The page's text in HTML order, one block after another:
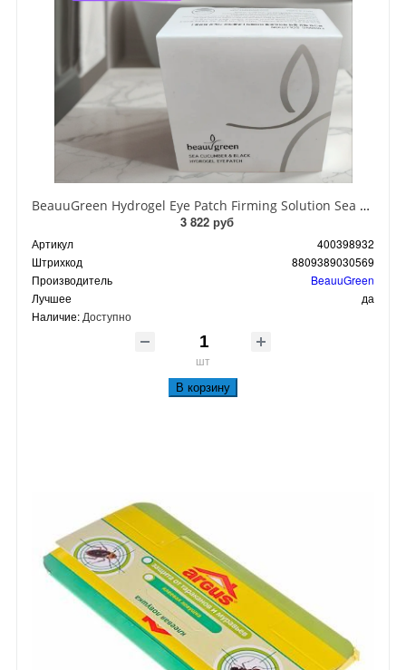
BeauuGreen Hydrogel Eye Patch Firming Solution Sea Cocumber & Black Гидрогелевые патчи для кожи вокруг глаз с экстрактом черного морского огурца 60 шт 90 гр
3 822 руб
Артикул
400398932
Штрихкод
8809389030569
Производитель
BeauuGreen
Лучшее
да
Наличие: Доступно
шт
В корзину